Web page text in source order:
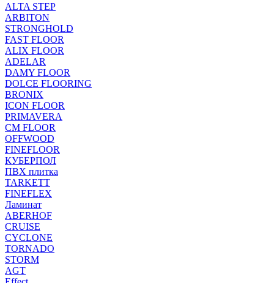
ALTA STEP
ARBITON
STRONGHOLD
FAST FLOOR
ALIX FLOOR
ADELAR
DAMY FLOOR
DOLCE FLOORING
BRONIX
ICON FLOOR
PRIMAVERA
CM FLOOR
OFFWOOD
FINEFLOOR
КУБЕРПОЛ
ПВХ плитка
TARKETT
FINEFLEX
Ламинат
ABERHOF
CRUISE
CYCLONE
TORNADO
STORM
AGT